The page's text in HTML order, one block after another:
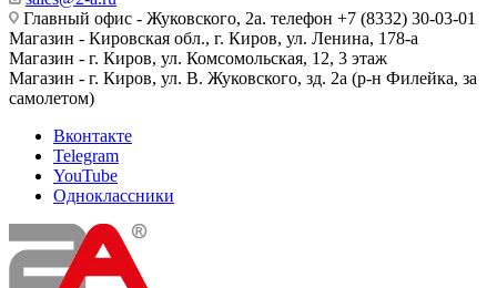
Главный офис - Жуковского, 2а. телефон +7 (8332) 30-03-01
Магазин - Кировская обл., г. Киров, ул. Ленина, 178-а
Магазин - г. Киров, ул. Комсомольская, 12, 3 этаж
Магазин - г. Киров, ул. В. Жуковского, зд. 2а (р-н Филейка, за
самолетом)
Вконтакте
Telegram
YouTube
Одноклассники